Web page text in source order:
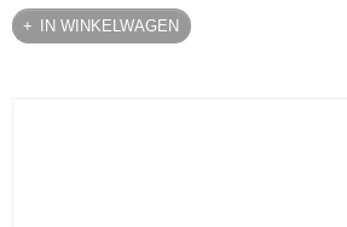
IN WINKELWAGEN